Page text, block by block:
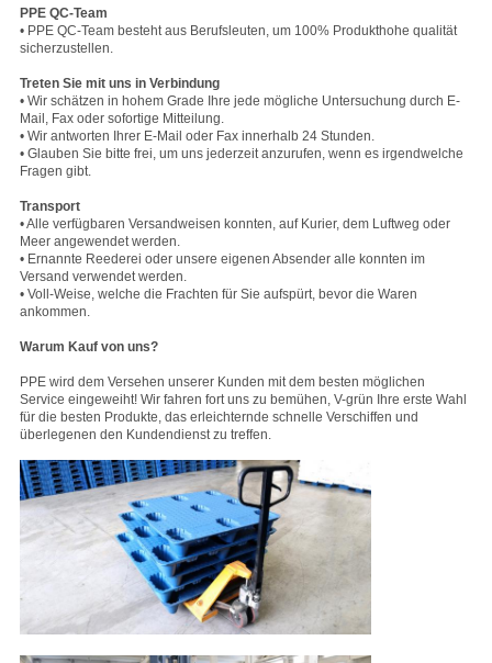
PPE QC-Team
• PPE QC-Team besteht aus Berufsleuten, um 100% Produkthohe qualität
sicherzustellen.
Treten Sie mit uns in Verbindung
• Wir schätzen in hohem Grade Ihre jede mögliche Untersuchung durch E-
Mail, Fax oder sofortige Mitteilung.
• Wir antworten Ihrer E-Mail oder Fax innerhalb 24 Stunden.
• Glauben Sie bitte frei, um uns jederzeit anzurufen, wenn es irgendwelche
Fragen gibt.
Transport
• Alle verfügbaren Versandweisen konnten, auf Kurier, dem Luftweg oder
Meer angewendet werden.
• Ernannte Reederei oder unsere eigenen Absender alle konnten im
Versand verwendet werden.
• Voll-Weise, welche die Frachten für Sie aufspürt, bevor die Waren
ankommen.
Warum Kauf von uns?
PPE wird dem Versehen unserer Kunden mit dem besten möglichen
Service eingeweiht! Wir fahren fort uns zu bemühen, V-grün Ihre erste Wahl
für die besten Produkte, das erleichternde schnelle Verschiffen und
überlegenen den Kundendienst zu treffen.